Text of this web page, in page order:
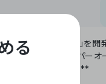
ョンSaaS「Yoom」を開発
組み合わせたハイパーオ
を提供しています。**
る